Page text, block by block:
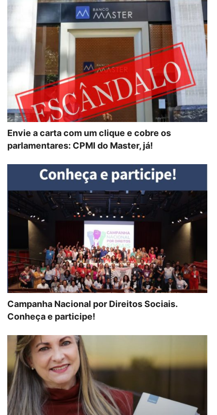
Envie a carta com um clique e cobre os
parlamentares: CPMI do Master, já!
Campanha Nacional por Direitos Sociais.
Conheça e participe!